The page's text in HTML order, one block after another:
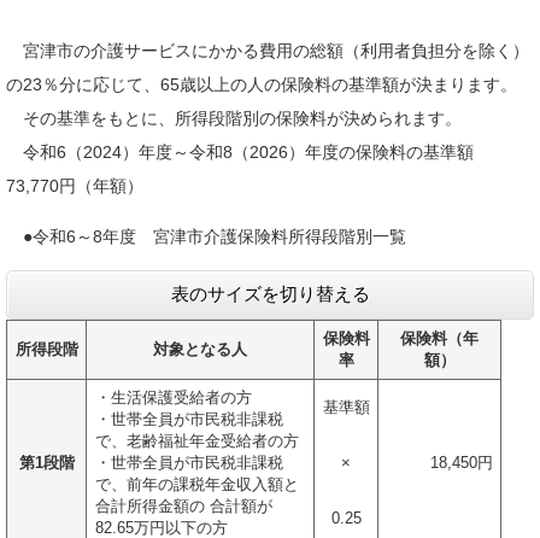
宮津市の介護サービスにかかる費用の総額（利用者負担分を除く）
の23％分に応じて、65歳以上の人の保険料の基準額が決まります。
その基準をもとに、所得段階別の保険料が決められます。
令和6（2024）年度～令和8（2026）年度の保険料の基準額
73,770円（年額）
●令和6～8年度 宮津市介護保険料所得段階別一覧
表のサイズを切り替える
所得段階 対象となる人
保険料
率
保険料（年
額）
第1段階
・生活保護受給者の方
・世帯全員が市民税非課税
で、老齢福祉年金受給者の方
・世帯全員が市民税非課税
で、前年の課税年金収入額と
合計所得金額の 合計額が
82.65万円以下の方
基準額
18,450円
×
0.25